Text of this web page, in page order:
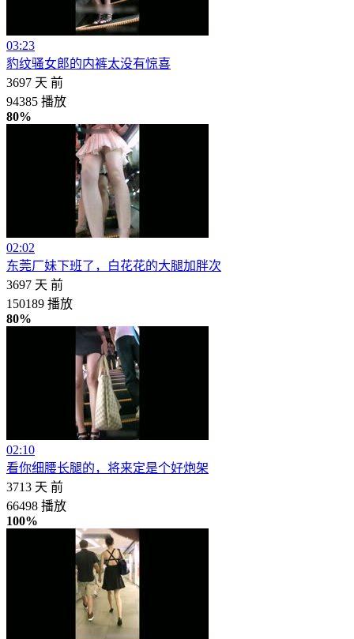
03:23
豹纹骚女郎的内裤太没有惊喜
3697 天 前
94385 播放
80%
02:02
东莞厂妹下班了，白花花的大腿加胖次
3697 天 前
150189 播放
80%
02:10
看你细腰长腿的，将来定是个好炮架
3713 天 前
66498 播放
100%